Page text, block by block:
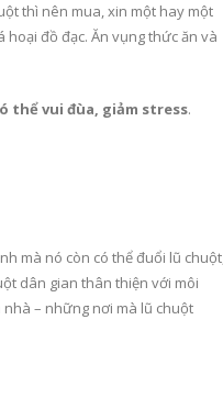
thì nên mua, xin một hay một
đồ đạc. Ăn vụng thức ăn và
thể vui đùa, giảm stress.
mà nó còn có thể đuổi lũ chuột,
dân gian thân thiện với môi
nhà – những nơi mà lũ chuột